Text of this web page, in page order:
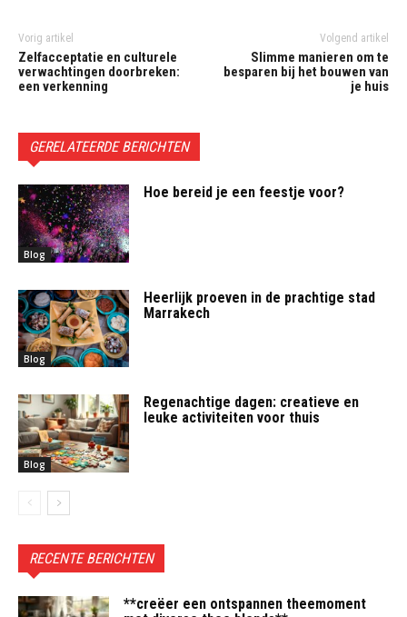
Vorig artikel
Zelfacceptatie en culturele
verwachtingen doorbreken:
een verkenning
Volgend artikel
Slimme manieren om te
besparen bij het bouwen van
je huis
GERELATEERDE BERICHTEN
Blog
Hoe bereid je een feestje voor?
Blog
Heerlijk proeven in de prachtige stad
Marrakech
Blog
Regenachtige dagen: creatieve en
leuke activiteiten voor thuis
RECENTE BERICHTEN
**creëer een ontspannen theemoment